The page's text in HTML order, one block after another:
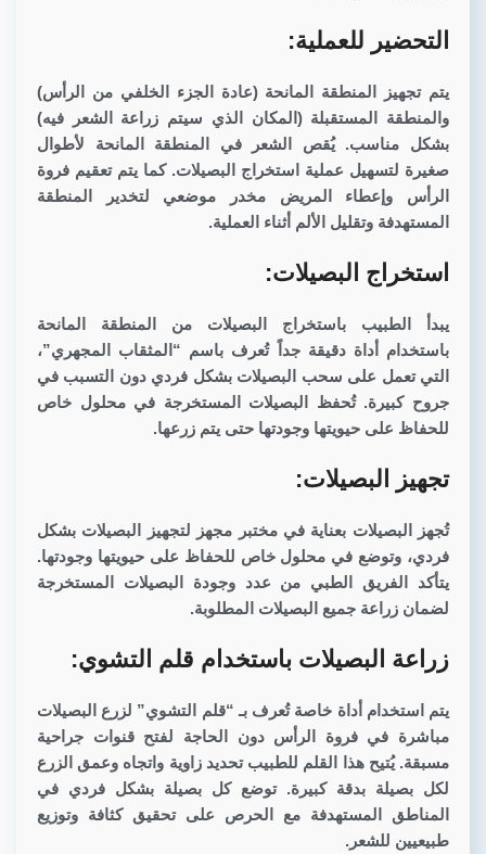
التحضير للعملية:
يتم تجهيز المنطقة المانحة (عادة الجزء الخلفي من الرأس)
والمنطقة المستقبلة (المكان الذي سيتم زراعة الشعر فيه)
بشكل مناسب. يُقص الشعر في المنطقة المانحة لأطوال
صغيرة لتسهيل عملية استخراج البصيلات. كما يتم تعقيم فروة
الرأس وإعطاء المريض مخدر موضعي لتخدير المنطقة
المستهدفة وتقليل الألم أثناء العملية.
استخراج البصيلات:
يبدأ الطبيب باستخراج البصيلات من المنطقة المانحة
باستخدام أداة دقيقة جداً تُعرف باسم “المثقاب المجهري”،
التي تعمل على سحب البصيلات بشكل فردي دون التسبب في
جروح كبيرة. تُحفظ البصيلات المستخرجة في محلول خاص
للحفاظ على حيويتها وجودتها حتى يتم زرعها.
تجهيز البصيلات:
تُجهز البصيلات بعناية في مختبر مجهز لتجهيز البصيلات بشكل
فردي، وتوضع في محلول خاص للحفاظ على حيويتها وجودتها.
يتأكد الفريق الطبي من عدد وجودة البصيلات المستخرجة
لضمان زراعة جميع البصيلات المطلوبة.
زراعة البصيلات باستخدام قلم التشوي:
يتم استخدام أداة خاصة تُعرف بـ “قلم التشوي” لزرع البصيلات
مباشرة في فروة الرأس دون الحاجة لفتح قنوات جراحية
مسبقة. يُتيح هذا القلم للطبيب تحديد زاوية واتجاه وعمق الزرع
لكل بصيلة بدقة كبيرة. توضع كل بصيلة بشكل فردي في
المناطق المستهدفة مع الحرص على تحقيق كثافة وتوزيع
طبيعيين للشعر.